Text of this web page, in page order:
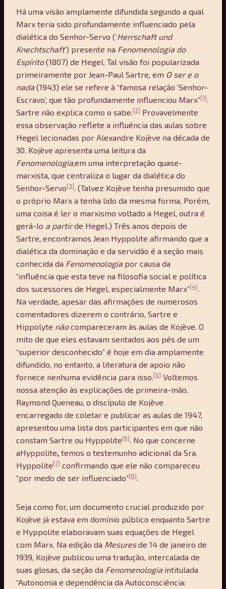
Há uma visão amplamente difundida segundo a qual
Marx teria sido profundamente influenciado pela
dialética do Senhor-Servo (‘Herrschaft und
Knechtschaft’) presente na Fenomenologia do
Espírito(1807) de Hegel. Tal visão foi popularizada
primeiramente por Jean-Paul Sartre, em O ser e o
nada (1943) ele se refere à “famosa relação ‘Senhor-
Escravo’, que tão profundamente influenciou Marx”[1].
Sartre não explica como o sabe.[2] Provavelmente
essa observação reflete a influência das aulas sobre
Hegel lecionadas por Alexandre Kojève na década de
30. Kojève apresenta uma leitura da
Fenomenologia,em uma interpretação quase-
marxista, que centraliza o lugar da dialética do
Senhor-Servo[3]. (Talvez Kojève tenha presumido que
o próprio Marx a tenha lido da mesma forma. Porém,
uma coisa é ler o marxismo voltado a Hegel, outra é
gerá-lo a partirde Hegel.) Três anos depois de
Sartre, encontramos Jean Hyppolite afirmando que a
dialética da dominação e da servidão é a seção mais
conhecida da Fenomenologia por causa da
“influência que esta teve na filosofia social e política
dos sucessores de Hegel, especialmente Marx”[4].
Na verdade, apesar das afirmações de numerosos
comentadores dizerem o contrário, Sartre e
Hippolyte nãocompareceram às aulas de Kojève. O
mito de que eles estavam sentados aos pés de um
“superior desconhecido” é hoje em dia amplamente
difundido, no entanto, a literatura de apoio não
fornece nenhuma evidência para isso.[5] Voltemos
nossa atenção às explicações de primeira-mão.
Raymond Queneau, o discípulo de Kojève
encarregado de coletar e publicar as aulas de 1947,
apresentou uma lista dos participantes em que não
constam Sartre ou Hyppolite[6]. No que concerne
aHyppolite, temos o testemunho adicional da Sra.
Hyppolite[7] confirmando que ele não compareceu
“por medo de ser influenciado”[8].
Seja como for, um documento crucial produzido por
Kojève já estava em domínio público enquanto Sartre
e Hyppolite elaboravam suas equações de Hegel
com Marx. Na edição da Mesuresde 14 de janeiro de
1939, Kojève publicou uma tradução, intercalada de
suas glosas, da seção da Fenomenologia intitulada
“Autonomia e dependência da Autoconsciência: